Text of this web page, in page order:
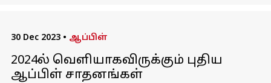
30 Dec 2023 • ஆப்பிள்
2024ல் வெளியாகவிருக்கும் புதிய
ஆப்பிள் சாதனங்கள்